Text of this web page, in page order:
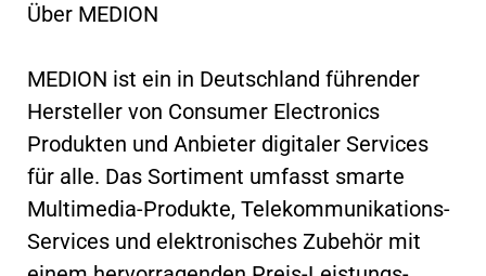
Über MEDION
MEDION ist ein in Deutschland führender
Hersteller von Consumer Electronics
Produkten und Anbieter digitaler Services
für alle. Das Sortiment umfasst smarte
Multimedia-Produkte, Telekommunikations-
Services und elektronisches Zubehör mit